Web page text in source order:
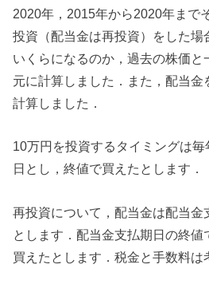
2020年，2015年から2020年まで
投資（配当金は再投資）をした場
いくらになるのか，過去の株価と
元に計算しました．また，配当金
計算しました．
10万円を投資するタイミングは
日とし，終値で買えたとします．
再投資について，配当金は配当金
とします．配当金支払期日の終値
買えたとします．税金と手数料は